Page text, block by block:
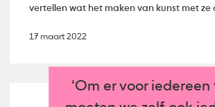
vertellen wat het maken van kunst met ze
17 maart 2022
‘Om er voor iedereen